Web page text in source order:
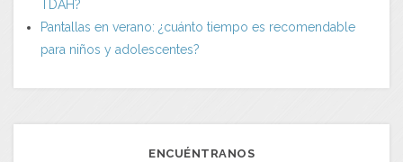
TDAH?
Pantallas en verano: ¿cuánto tiempo es recomendable
para niños y adolescentes?
ENCUÉNTRANOS